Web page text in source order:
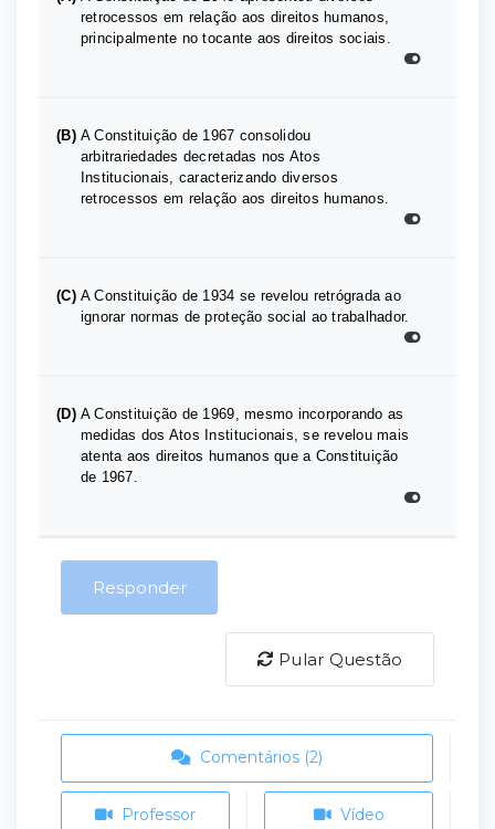
retrocessos em relação aos direitos humanos,
principalmente no tocante aos direitos sociais.
(B) A Constituição de 1967 consolidou
arbitrariedades decretadas nos Atos
Institucionais, caracterizando diversos
retrocessos em relação aos direitos humanos.
(C) A Constituição de 1934 se revelou retrógrada ao
ignorar normas de proteção social ao trabalhador.
(D) A Constituição de 1969, mesmo incorporando as
medidas dos Atos Institucionais, se revelou mais
atenta aos direitos humanos que a Constituição
de 1967.
Responder
Pular Questão
Comentários (2)
Professor Vídeo